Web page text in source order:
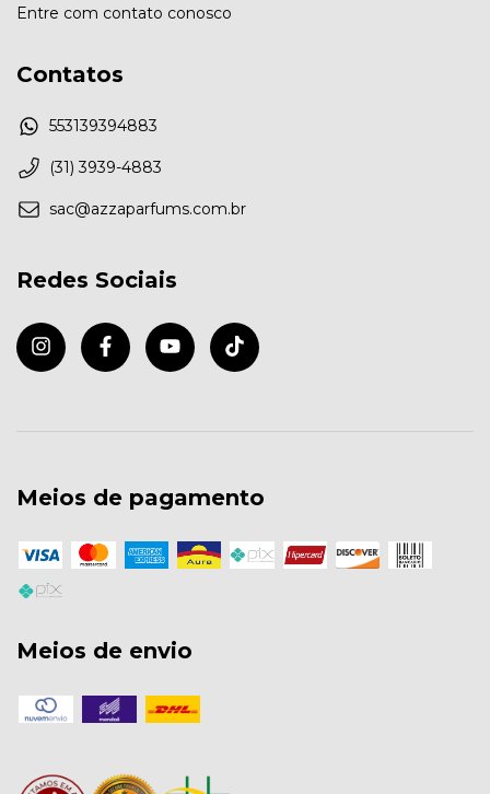
Entre com contato conosco
Contatos
553139394883
(31) 3939-4883
sac@azzaparfums.com.br
Redes Sociais
Meios de pagamento
Meios de envio